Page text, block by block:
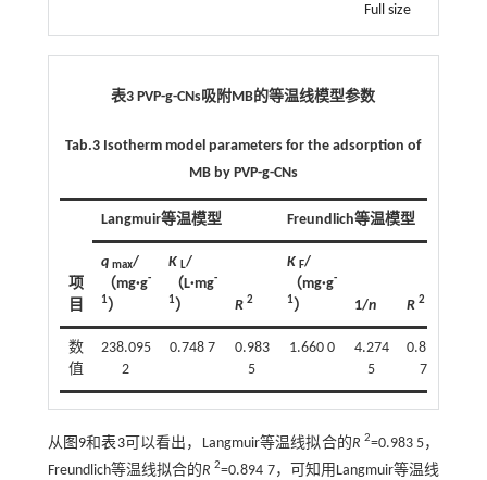
Full size
表3 PVP-g-CNs吸附MB的等温线模型参数
Tab.3 Isotherm model parameters for the adsorption of
MB by PVP-g-CNs
项
目
Langmuir等温模型 Freundlich等温模型
q max/
（mg·g-
1）
K L/
（L·mg-
1） R 2
K F/
（mg·g-
1） 1/n R 2
数
值
238.095
2
0.748 7
0.983
5
1.660 0
4.274
5
0.894
7
从 图9和表3可以看出，Langmuir等温线拟合的R 2=0.983 5，
Freundlich等温线拟合的R 2=0.894 7，可知用Langmuir等温线